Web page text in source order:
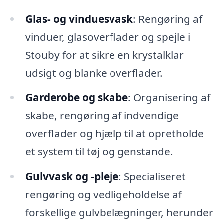
Glas- og vinduesvask: Rengøring af
vinduer, glasoverflader og spejle i
Stouby for at sikre en krystalklar
udsigt og blanke overflader.
Garderobe og skabe: Organisering af
skabe, rengøring af indvendige
overflader og hjælp til at opretholde
et system til tøj og genstande.
Gulvvask og -pleje: Specialiseret
rengøring og vedligeholdelse af
forskellige gulvbelægninger, herunder